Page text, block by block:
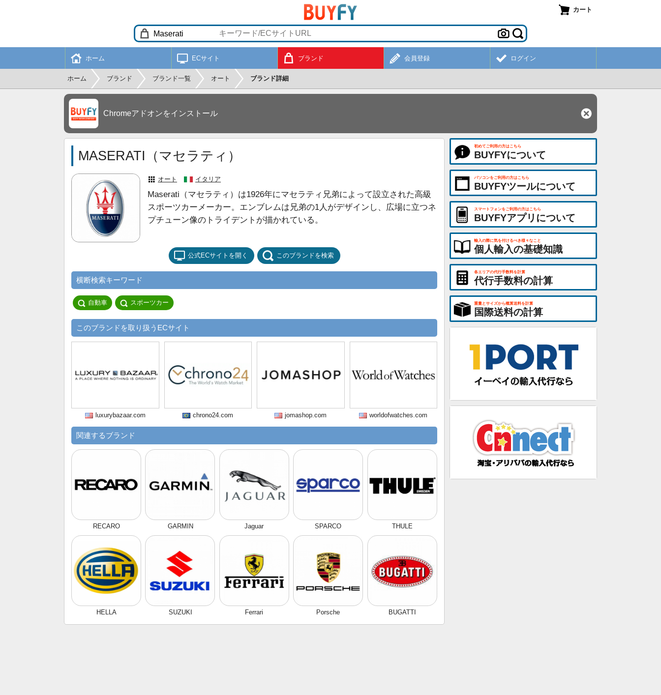
カート
ホーム ECサイト ブランド 会員登録 ログイン
ホーム ブランド ブランド一覧 オート ブランド詳細
Chromeアドオンをインストール
MASERATI（マセラティ）
オート イタリア
Maserati（マセラティ）は1926年にマセラティ兄弟によって設立された高級
スポーツカーメーカー。エンブレムは兄弟の1人がデザインし、広場に立つネ
プチューン像のトライデントが描かれている。
公式ECサイトを開く このブランドを検索
横断検索キーワード
自動車 スポーツカー
このブランドを取り扱うECサイト
luxurybazaar.com chrono24.com jomashop.com worldofwatches.com
関連するブランド
RECARO GARMIN Jaguar SPARCO THULE
HELLA SUZUKI Ferrari Porsche BUGATTI
初めてご利用の方はこちら
BUYFYについて
パソコンをご利用の方はこちら
BUYFYツールについて
スマートフォンをご利用の方はこちら
BUYFYアプリについて
輸入の際に気を付けるべき様々なこと
個人輸入の基礎知識
各エリアの代行手数料を計算
代行手数料の計算
重量とサイズから概算送料を計算
国際送料の計算